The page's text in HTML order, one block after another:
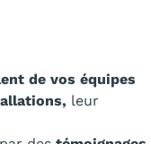
de vos équipes
leur